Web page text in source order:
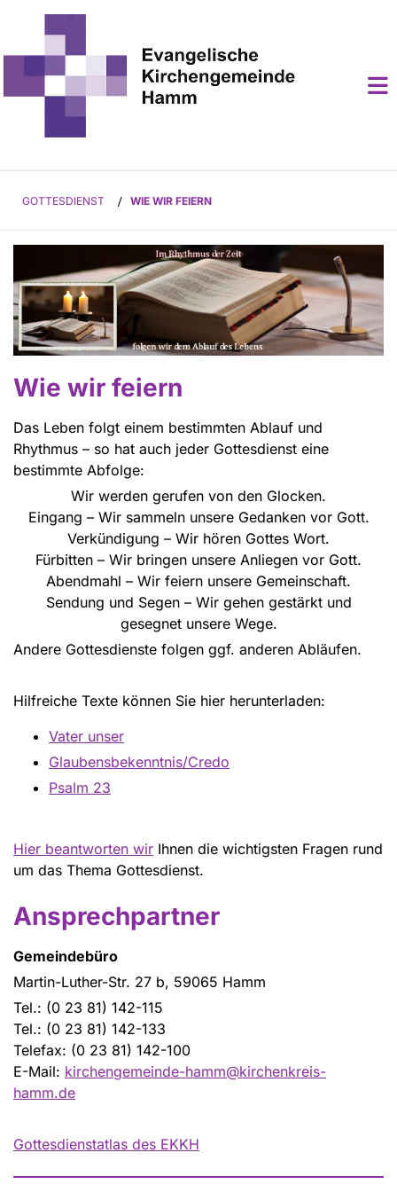
GOTTESDIENST / WIE WIR FEIERN
Wie wir feiern
Das Leben folgt einem bestimmten Ablauf und
Rhythmus – so hat auch jeder Gottesdienst eine
bestimmte Abfolge:
Wir werden gerufen von den Glocken.
Eingang – Wir sammeln unsere Gedanken vor Gott.
Verkündigung – Wir hören Gottes Wort.
Fürbitten – Wir bringen unsere Anliegen vor Gott.
Abendmahl – Wir feiern unsere Gemeinschaft.
Sendung und Segen – Wir gehen gestärkt und
gesegnet unsere Wege.
Andere Gottesdienste folgen ggf. anderen Abläufen.
Hilfreiche Texte können Sie hier herunterladen:
Vater unser
Glaubensbekenntnis/Credo
Psalm 23
Hier beantworten wir Ihnen die wichtigsten Fragen rund
um das Thema Gottesdienst.
Ansprechpartner
Gemeindebüro
Martin-Luther-Str. 27 b, 59065 Hamm
Tel.: (0 23 81) 142-115
Tel.: (0 23 81) 142-133
Telefax: (0 23 81) 142-100
E-Mail: kirchengemeinde-hamm@kirchenkreis-
hamm.de
Gottesdienstatlas des EKKH